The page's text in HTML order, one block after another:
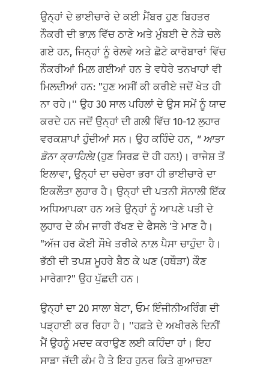
ਉਨ੍ਹਾਂ ਦੇ ਭਾਈਚਾਰੇ ਦੇ ਕਈ ਮੈਂਬਰ ਹੁਣ ਬਿਹਤਰ
ਨੌਕਰੀ ਦੀ ਭਾਲ਼ ਵਿੱਚ ਠਾਣੇ ਅਤੇ ਮੁੰਬਈ ਦੇ ਨੇੜੇ ਚਲੇ
ਗਏ ਹਨ, ਜਿਨ੍ਹਾਂ ਨੂੰ ਰੇਲਵੇ ਅਤੇ ਛੋਟੇ ਕਾਰੋਬਾਰਾਂ ਵਿੱਚ
ਨੌਕਰੀਆਂ ਮਿਲ਼ ਗਈਆਂ ਹਨ ਤੇ ਵਧੇਰੇ ਤਨਖਾਹਾਂ ਵੀ
ਮਿਲਦੀਆਂ ਹਨ: "ਹੁਣ ਅਸੀਂ ਕੀ ਕਰੀਏ ਜਦੋਂ ਖੇਤ ਹੀ
ਨਾ ਰਹੇ।'' ਉਹ 30 ਸਾਲ ਪਹਿਲਾਂ ਦੇ ਉਸ ਸਮੇਂ ਨੂੰ ਯਾਦ
ਕਰਦੇ ਹਨ ਜਦੋਂ ਉਨ੍ਹਾਂ ਦੀ ਗਲੀ ਵਿੱਚ 10-12 ਲੁਹਾਰ
ਵਰਕਸ਼ਾਪਾਂ ਹੁੰਦੀਆਂ ਸਨ। ਉਹ ਕਹਿੰਦੇ ਹਨ, "ਆਤਾ
ਡੋਨਾ ਕ੍ਰਾਹਿਲੇ!(ਹੁਣ ਸਿਰਫ਼ ਦੋ ਹੀ ਹਨ!)। ਰਾਜੇਸ਼ ਤੋਂ
ਇਲਾਵਾ, ਉਨ੍ਹਾਂ ਦਾ ਚਚੇਰਾ ਭਰਾ ਹੀ ਭਾਈਚਾਰੇ ਦਾ
ਇਕਲੌਤਾ ਲੁਹਾਰ ਹੈ। ਉਨ੍ਹਾਂ ਦੀ ਪਤਨੀ ਸੋਨਾਲੀ ਇੱਕ
ਅਧਿਆਪਕਾ ਹਨ ਅਤੇ ਉਨ੍ਹਾਂ ਨੂੰ ਆਪਣੇ ਪਤੀ ਦੇ
ਲੁਹਾਰ ਦੇ ਕੰਮ ਜਾਰੀ ਰੱਖਣ ਦੇ ਫੈਸਲੇ 'ਤੇ ਮਾਣ ਹੈ।
"ਅੱਜ ਹਰ ਕੋਈ ਸੌਖੇ ਤਰੀਕੇ ਨਾਲ਼ ਪੈਸਾ ਚਾਹੁੰਦਾ ਹੈ।
ਭੱਠੀ ਦੀ ਤਪਸ਼ ਮੂਹਰੇ ਬੈਠ ਕੇ ਘਣ (ਹਥੌੜਾ) ਕੌਣ
ਮਾਰੇਗਾ?" ਉਹ ਪੁੱਛਦੀ ਹਨ।
ਉਨ੍ਹਾਂ ਦਾ 20 ਸਾਲਾ ਬੇਟਾ, ਓਮ ਇੰਜੀਨੀਅਰਿੰਗ ਦੀ
ਪੜ੍ਹਾਈ ਕਰ ਰਿਹਾ ਹੈ। ''ਹਫ਼ਤੇ ਦੇ ਅਖੀਰਲੇ ਦਿਨੀਂ
ਮੈਂ ਉਹਨੂੰ ਮਦਦ ਕਰਾਉਣ ਲਈ ਕਹਿੰਦਾ ਹਾਂ। ਇਹ
ਸਾਡਾ ਜੱਦੀ ਕੰਮ ਹੈ ਤੇ ਇਹ ਹੁਨਰ ਕਿਤੇ ਗੁਆਚਣਾ